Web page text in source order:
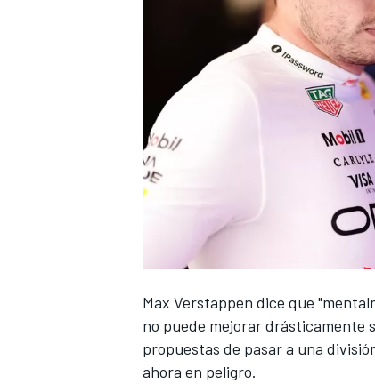
NASCAR CUP
Max Verstappen dice que
no puede mejorar drásticamente
propuestas de pasar a una
ahora en peligro.